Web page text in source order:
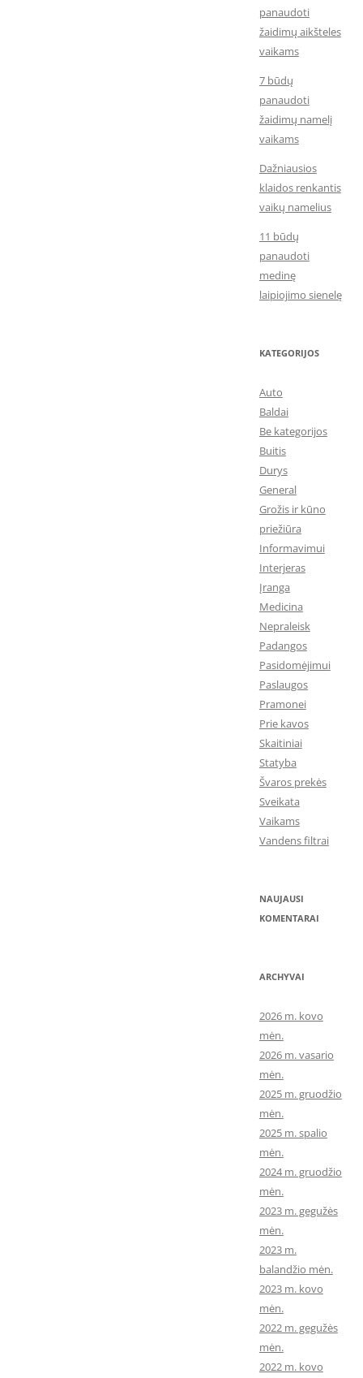
panaudoti
žaidimų aikšteles
vaikams
7 būdų
panaudoti
žaidimų namelį
vaikams
Dažniausios
klaidos renkantis
vaikų namelius
11 būdų
panaudoti
medinę
laipiojimo sienelę
KATEGORIJOS
Auto
Baldai
Be kategorijos
Buitis
Durys
General
Grožis ir kūno
priežiūra
Informavimui
Interjeras
Įranga
Medicina
Nepraleisk
Padangos
Pasidomėjimui
Paslaugos
Pramonei
Prie kavos
Skaitiniai
Statyba
Švaros prekės
Sveikata
Vaikams
Vandens filtrai
NAUJAUSI
KOMENTARAI
ARCHYVAI
2026 m. kovo
mėn.
2026 m. vasario
mėn.
2025 m. gruodžio
mėn.
2025 m. spalio
mėn.
2024 m. gruodžio
mėn.
2023 m. gegužės
mėn.
2023 m.
balandžio mėn.
2023 m. kovo
mėn.
2022 m. gegužės
mėn.
2022 m. kovo